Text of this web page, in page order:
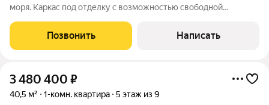
моря. Каркас под отделку с возможностью свободной
расположенная для инвестиций или создания уникального
семейного гнёздышка. Это редкая
Позвонить Написать
3 480 400 ₽
40,5 м² 1-комн. квартира 5 этаж из 9